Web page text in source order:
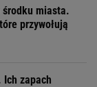
środku miasta.
przywołują
Ich zapach